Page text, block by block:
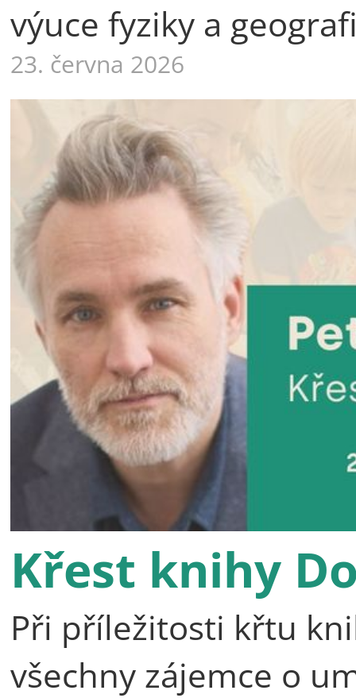
výuce fyziky a
23. června 2026
Křest knihy
Při příležitosti křtu
všechny zájemce o